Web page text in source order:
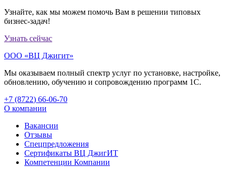
Узнайте, как мы можем помочь Вам в решении типовых
бизнес-задач!
Узнать сейчас
ООО «ВЦ Джигит»
Мы оказываем полный спектр услуг по установке, настройке,
обновлению, обучению и сопровождению программ 1С.
+7 (8722) 66-06-70
О компании
Вакансии
Отзывы
Спецпредложения
Сертификаты ВЦ ДжигИТ
Компетенции Компании